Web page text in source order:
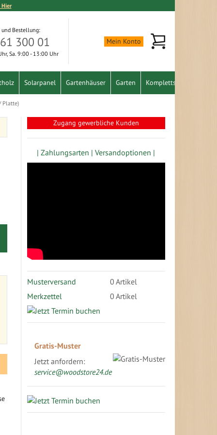
und Bestellung:
300 01
Sa. 9:00 - 13:00 Uhr
Mein Konto Mein Warenkorb
Solarpanel Gartenhäuser Garten Komplettset
Platte)
Zugang gewerbliche Kunden
| Zahlungsarten | Versandoptionen |
Musterversand 0 Artikel
Merkzettel
0 Artikel
Gratis-Muster
Jetzt anfordern:
service@woodstore24.de